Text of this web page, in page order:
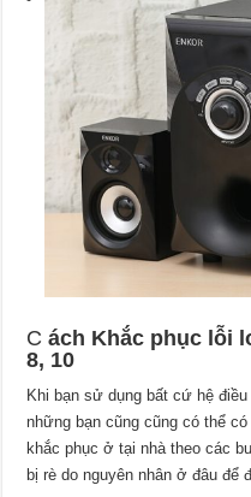
Cách Khắc phục lỗi
8, 10
Khi bạn sử dụng bất cứ hệ
những bạn cũng cũng có thể
khắc phục ở tại nhà theo các
bị rè do nguyên nhân ở đâu để